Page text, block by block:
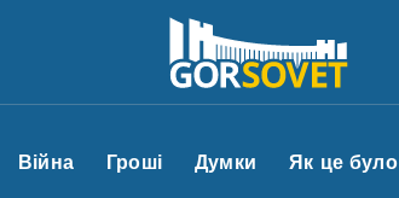
Війна Гроші Думки Як це було